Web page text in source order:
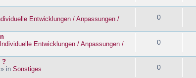
Entwicklungen / Anpassungen /
0
Individuelle Entwicklungen / Anpassungen /
0
?
in Sonstiges 0